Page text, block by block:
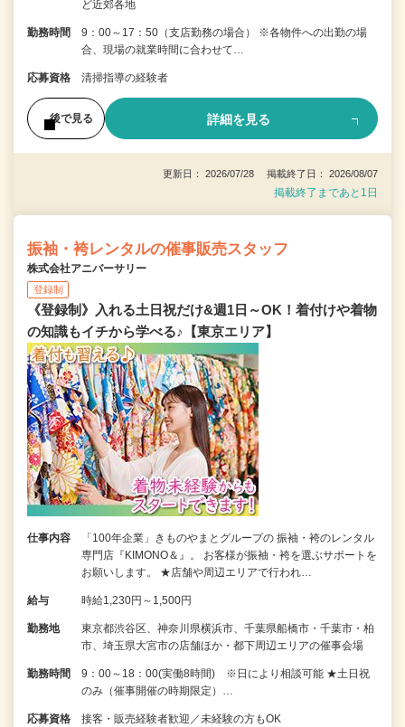
ど近郊各地
勤務時間
9：00～17：50（支店勤務の場合） ※各物件への出勤の場
合、現場の就業時間に合わせて…
応募資格 清掃指導の経験者
後で見る 詳細を見る
更新日： 2026/07/28 掲載終了日： 2026/08/07
掲載終了まであと1日
振袖・袴レンタルの催事販売スタッフ
株式会社アニバーサリー
登録制
《登録制》入れる土日祝だけ&週1日～OK！着付けや着物
の知識もイチから学べる♪【東京エリア】
仕事内容
「100年企業」きものやまとグループの 振袖・袴のレンタル
専門店『KIMONO＆』。 お客様が振袖・袴を選ぶサポートを
お願いします。 ★店舗や周辺エリアで行われ…
給与 時給1,230円～1,500円
勤務地
東京都渋谷区、神奈川県横浜市、千葉県船橋市・千葉市・柏
市、埼玉県大宮市の店舗ほか・都下周辺エリアの催事会場
勤務時間
9：00～18：00(実働8時間) ※日により相談可能 ★土日祝
のみ（催事開催の時期限定）…
応募資格 接客・販売経験者歓迎／未経験の方もOK